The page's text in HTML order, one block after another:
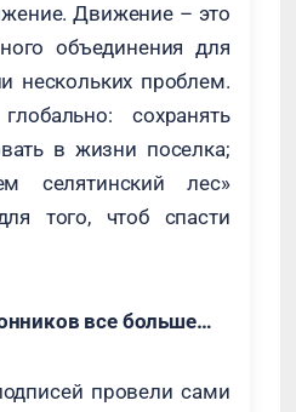
Движение – это
объединения для
нескольких проблем.
сохранять
в жизни поселка;
селятинский лес»
того, чтоб спасти
все больше…
провели сами